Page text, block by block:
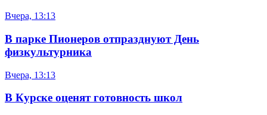
Вчера, 13:13
В парке Пионеров отпразднуют День
физкультурника
Вчера, 13:13
В Курске оценят готовность школ